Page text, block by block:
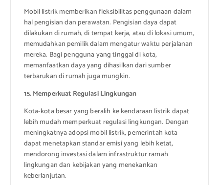
Mobil listrik memberikan fleksibilitas penggunaan dalam
hal pengisian dan perawatan. Pengisian daya dapat
dilakukan di rumah, di tempat kerja, atau di lokasi umum,
memudahkan pemilik dalam mengatur waktu perjalanan
mereka. Bagi pengguna yang tinggal di kota,
memanfaatkan daya yang dihasilkan dari sumber
terbarukan di rumah juga mungkin.
15. Memperkuat Regulasi Lingkungan
Kota-kota besar yang beralih ke kendaraan listrik dapat
lebih mudah memperkuat regulasi lingkungan. Dengan
meningkatnya adopsi mobil listrik, pemerintah kota
dapat menetapkan standar emisi yang lebih ketat,
mendorong investasi dalam infrastruktur ramah
lingkungan dan kebijakan yang menekankan
keberlanjutan.